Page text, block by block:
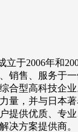
于2006年和
销售、服务于
合型高科技企
量，并与日本
提供优质、专
决方案提供商。